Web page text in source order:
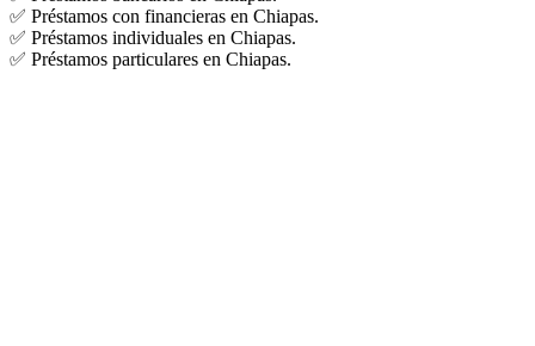
✅ Préstamos con financieras en Chiapas.
✅ Préstamos individuales en Chiapas.
✅ Préstamos particulares en Chiapas.